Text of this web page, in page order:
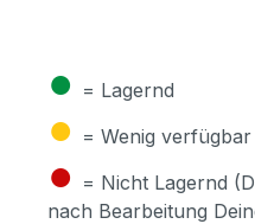
● = Lagernd
● = Wenig verfügbar
● = Nicht Lagernd
nach Bearbeitung